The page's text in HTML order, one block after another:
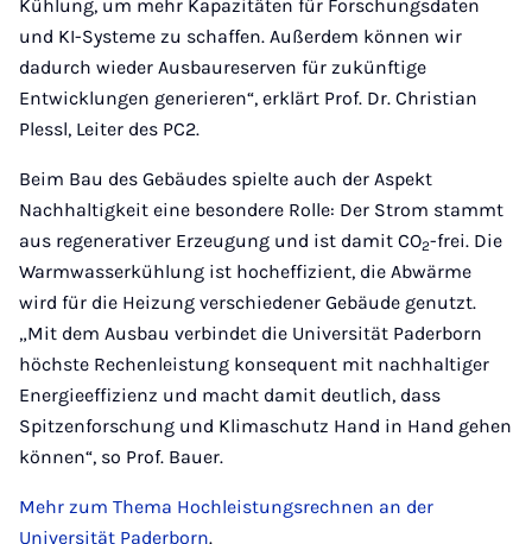
Kühlung, um mehr Kapazitäten für Forschungsdaten
und KI-Systeme zu schaffen. Außerdem können wir
dadurch wieder Ausbaureserven für zukünftige
Entwicklungen generieren“, erklärt Prof. Dr. Christian
Plessl, Leiter des PC2.
Beim Bau des Gebäudes spielte auch der Aspekt
Nachhaltigkeit eine besondere Rolle: Der Strom stammt
aus regenerativer Erzeugung und ist damit CO2-frei. Die
Warmwasserkühlung ist hocheffizient, die Abwärme
wird für die Heizung verschiedener Gebäude genutzt.
„Mit dem Ausbau verbindet die Universität Paderborn
höchste Rechenleistung konsequent mit nachhaltiger
Energieeffizienz und macht damit deutlich, dass
Spitzenforschung und Klimaschutz Hand in Hand gehen
können“, so Prof. Bauer.
Mehr zum Thema Hochleistungsrechnen an der
Universität Paderborn.